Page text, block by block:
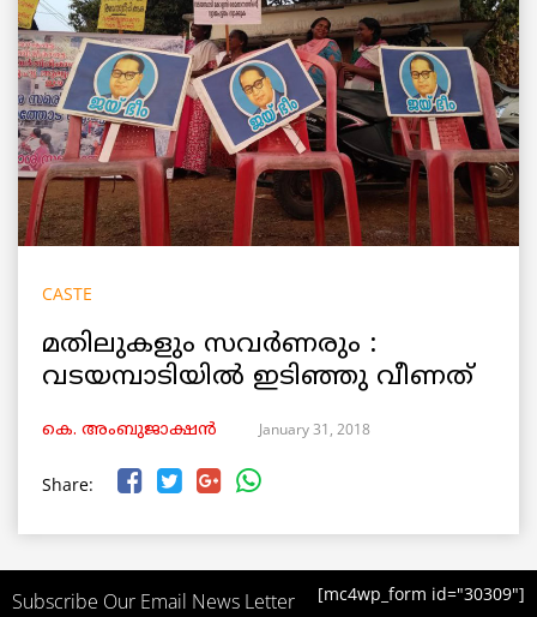
CASTE
മതിലുകളും സവർണരും :
വടയമ്പാടിയിൽ ഇടിഞ്ഞു വീണത്
കെ. അംബുജാക്ഷന്‍ January 31, 2018
Share:
Subscribe Our Email News Letter [mc4wp_form id="30309"]